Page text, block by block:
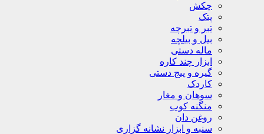
چکش
پتک
تبر و تبرچه
بیل و بیلچه
ماله دستی
ابزار چند کاره
گیره و پیج دستی
کاردک
سوهان و مغار
منگنه کوب
روغن دان
سنبه و ابزار نشانه گزاری